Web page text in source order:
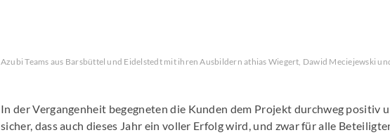
Azubi Teams aus Barsbüttel und Eidelstedt mit ihren Ausbildern athias Wiegert, Dawid Meciejewski
In der Vergangenheit begegneten die Kunden dem Projekt durchweg positiv
sicher, dass auch dieses Jahr ein voller Erfolg wird, und zwar für alle